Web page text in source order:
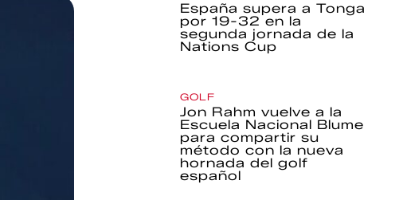
España supera a Tonga
por 19-32 en la
segunda jornada de la
Nations Cup
GOLF
Jon Rahm vuelve a la
Escuela Nacional Blume
para compartir su
método con la nueva
hornada del golf
español